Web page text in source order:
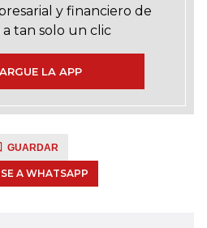
y financiero de
a tan solo un clic
LA APP
GUARDAR
A WHATSAPP